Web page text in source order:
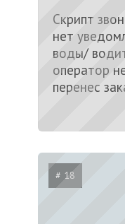
Скрипт
нет
воды/
оператор
перенес
# 18